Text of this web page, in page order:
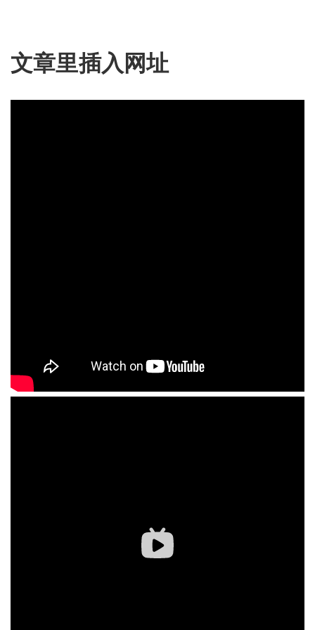
文章里插入网址